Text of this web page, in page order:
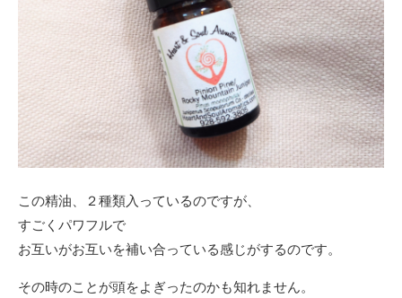
この精油、２種類入っているのですが、
すごくパワフルで
お互いがお互いを補い合っている感じがするのです。
その時のことが頭をよぎったのかも知れません。